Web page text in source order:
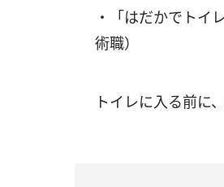
・「はだかでトイ
術職）
トイレに入る前に